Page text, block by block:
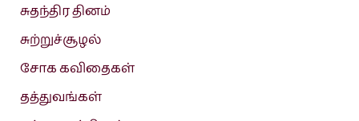
சுதந்திர தினம்
சுற்றுச்சூழல்
சோக கவிதைகள்
தத்துவங்கள்